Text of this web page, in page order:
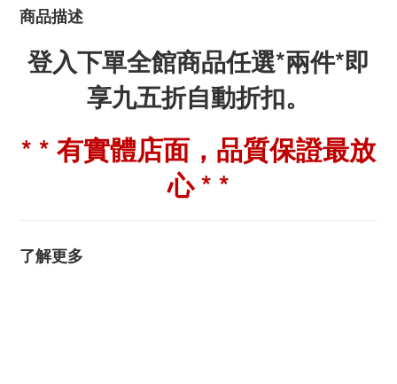
商品描述
登入下單全館商品任選*兩件*即
享九五折自動折扣。
* * 有實體店面，品質保證最放
心 * *
了解更多